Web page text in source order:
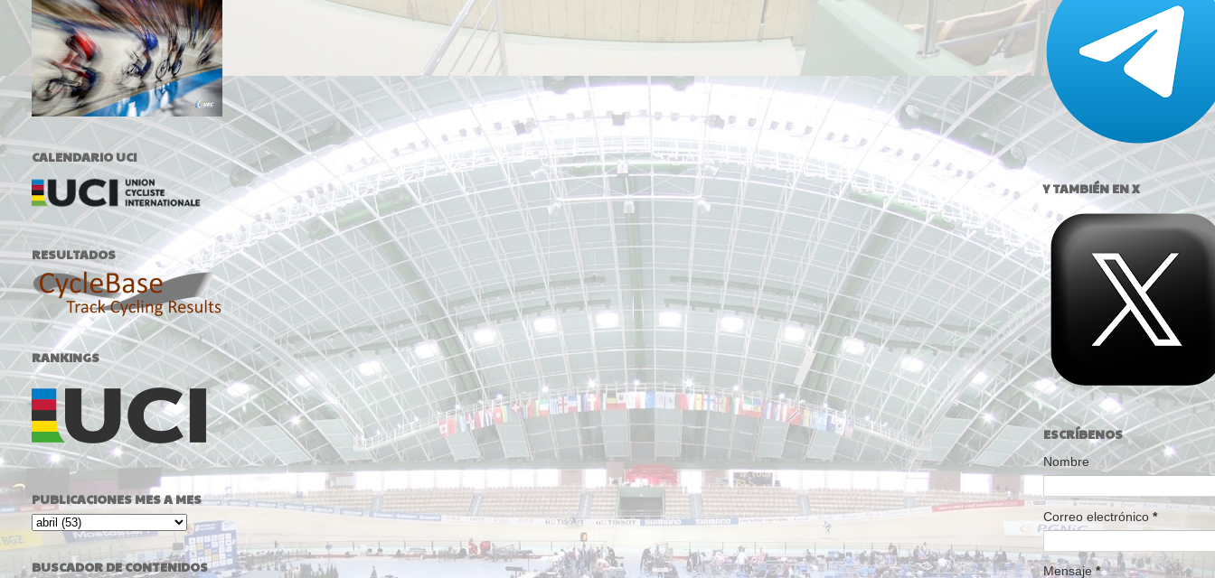
CALENDARIO UCI
RESULTADOS
RANKINGS
PUBLICACIONES MES A MES
BUSCADOR DE CONTENIDOS
Y TAMBIÉN EN X
ESCRÍBENOS
Nombre
Correo electrónico *
Mensaje*